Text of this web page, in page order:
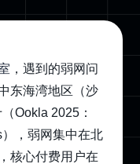
，遇到的弱网问
东海湾地区（沙
Ookla 2025：
，弱网集中在北
核心付费用户在